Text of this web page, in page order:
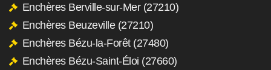
Enchères Berville-sur-Mer (27210)
Enchères Beuzeville (27210)
Enchères Bézu-la-Forêt (27480)
Enchères Bézu-Saint-Éloi (27660)